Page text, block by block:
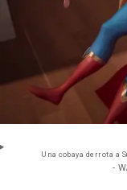
Una cobaya derrota a
-